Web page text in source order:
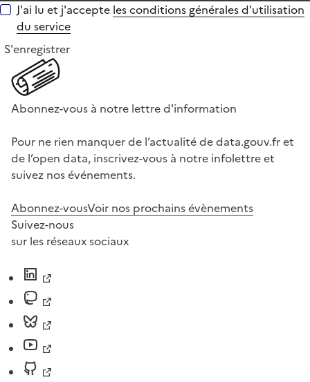
J'ai lu et j'accepte les conditions générales d'utilisation
du service
S'enregistrer
Abonnez-vous à notre lettre d'information
Pour ne rien manquer de l’actualité de data.gouv.fr et
de l’open data, inscrivez-vous à notre infolettre et
suivez nos événements.
Abonnez-vousVoir nos prochains évènements
Suivez-nous
sur les réseaux sociaux